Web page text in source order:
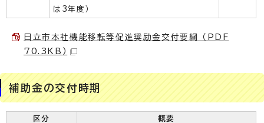
は3年度）
日立市本社機能移転等促進奨励金交付要綱 （PDF
70.3KB）
補助金の交付時期
区分 概要